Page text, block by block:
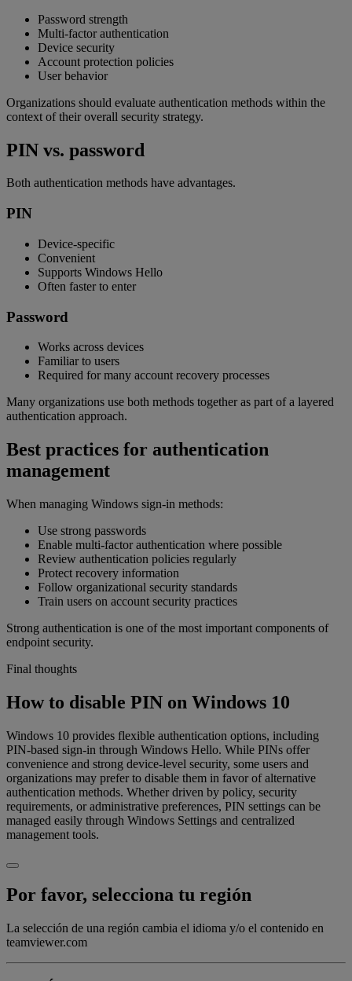
Password strength
Multi-factor authentication
Device security
Account protection policies
User behavior
Organizations should evaluate authentication methods within the
context of their overall security strategy.
PIN vs. password
Both authentication methods have advantages.
PIN
Device-specific
Convenient
Supports Windows Hello
Often faster to enter
Password
Works across devices
Familiar to users
Required for many account recovery processes
Many organizations use both methods together as part of a layered
authentication approach.
Best practices for authentication
management
When managing Windows sign-in methods:
Use strong passwords
Enable multi-factor authentication where possible
Review authentication policies regularly
Protect recovery information
Follow organizational security standards
Train users on account security practices
Strong authentication is one of the most important components of
endpoint security.
Final thoughts
How to disable PIN on Windows 10
Windows 10 provides flexible authentication options, including
PIN-based sign-in through Windows Hello. While PINs offer
convenience and strong device-level security, some users and
organizations may prefer to disable them in favor of alternative
authentication methods. Whether driven by policy, security
requirements, or administrative preferences, PIN settings can be
managed easily through Windows Settings and centralized
management tools.
Por favor, selecciona tu región
La selección de una región cambia el idioma y/o el contenido en
teamviewer.com